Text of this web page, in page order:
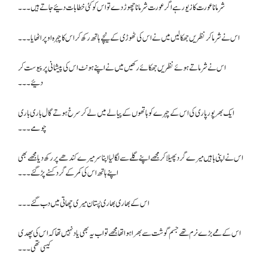
شرمانا عورت کا زیور ہے اگر عورت شرمانا چھوڑ دے تو اس کو کئی خطابات دئیے جاتے ہیں۔۔۔
اس نے شرما کر نظریں جھکا لیں میں نے اس کی ٹھوڑی کے نیچے ہاتھ رکھ کر اس کا چہرہ اوپر اٹھایا ۔۔۔
اس نے شرماتے ہوئے نظریں جھکائے رکھیں میں نے اپنے ہونٹ اس کی پیشانی پر پیوست کر
دئیے۔۔۔
ایک بھرپور پاری کی اس کے چہرے کو ہاتھوں کے پیالے میں لے کر سرخ ہوتے گال باری باری
چومے۔۔۔
اس نے اپنی باہیں میرے گرد پھیلا کر مجھے اپنے گلے سے لگا لیا اپنا سر میرے کندھے پر رکھ دیا مجھے بھی
اپنے ہاتھ اس کی کمر کے گرد کسنے پڑ گئے۔۔۔
اس کے بھاری بھاری پستان میری چھاتی میں دب گئے۔۔۔
اس کے ممے بڑے نرم تھے جسم گوشت سے بھرا ہوا تھا مجھے تو اب یہ بھی یاد نہیں تھا کہ اس کی پھدی
کیسی تھی ۔۔۔